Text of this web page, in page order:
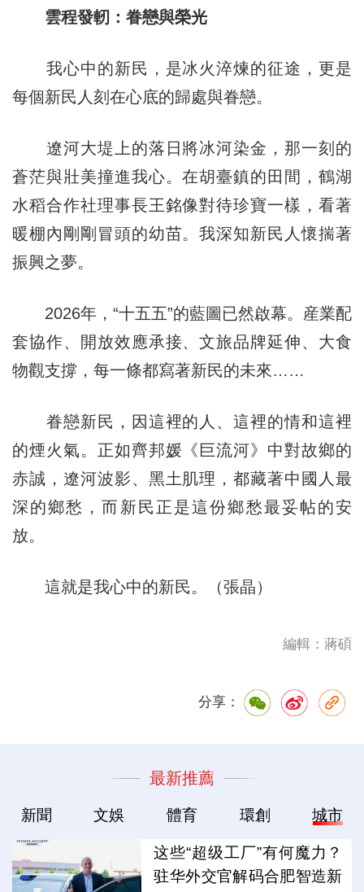
雲程發軔：眷戀與榮光
我心中的新民，是冰火淬煉的征途，更是
每個新民人刻在心底的歸處與眷戀。
遼河大堤上的落日將冰河染金，那一刻的
蒼茫與壯美撞進我心。在胡臺鎮的田間，鶴湖
水稻合作社理事長王銘像對待珍寶一樣，看著
暖棚內剛剛冒頭的幼苗。我深知新民人懷揣著
振興之夢。
2026年，“十五五”的藍圖已然啟幕。産業配
套協作、開放效應承接、文旅品牌延伸、大食
物觀支撐，每一條都寫著新民的未來……
眷戀新民，因這裡的人、這裡的情和這裡
的煙火氣。正如齊邦媛《巨流河》中對故鄉的
赤誠，遼河波影、黑土肌理，都藏著中國人最
深的鄉愁，而新民正是這份鄉愁最妥帖的安
放。
這就是我心中的新民。（張晶）
編輯：蔣碩
分享：
最新推薦
新聞 文娛 體育 環創 城市
这些“超级工厂”有何魔力？
驻华外交官解码合肥智造新